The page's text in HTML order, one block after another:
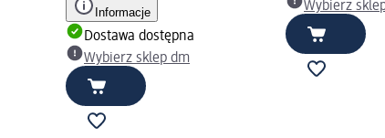
Informacje
Dostawa dostępna
Wybierz sklep dm
Wybierz